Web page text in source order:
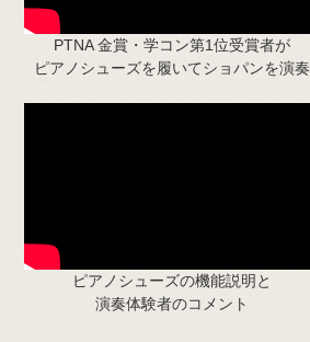
PTNA 金賞・学コン第1位受賞者が
ピアノシューズを履いてショパンを演奏
ピアノシューズの機能説明と
演奏体験者のコメント